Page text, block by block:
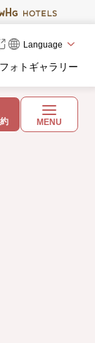
Language
フォトギャラリー
MENU